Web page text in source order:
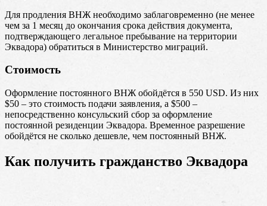
Для продления ВНЖ необходимо заблаговременно (не менее
чем за 1 месяц до окончания срока действия документа,
подтверждающего легальное пребывание на территории
Эквадора) обратиться в Министерство миграций.
Стоимость
Оформление постоянного ВНЖ обойдётся в 550 USD. Из них
$50 – это стоимость подачи заявления, а $500 –
непосредственно консульский сбор за оформление
постоянной резиденции Эквадора. Временное разрешение
обойдётся не сколько дешевле, чем постоянный ВНЖ.
Как получить гражданство Эквадора